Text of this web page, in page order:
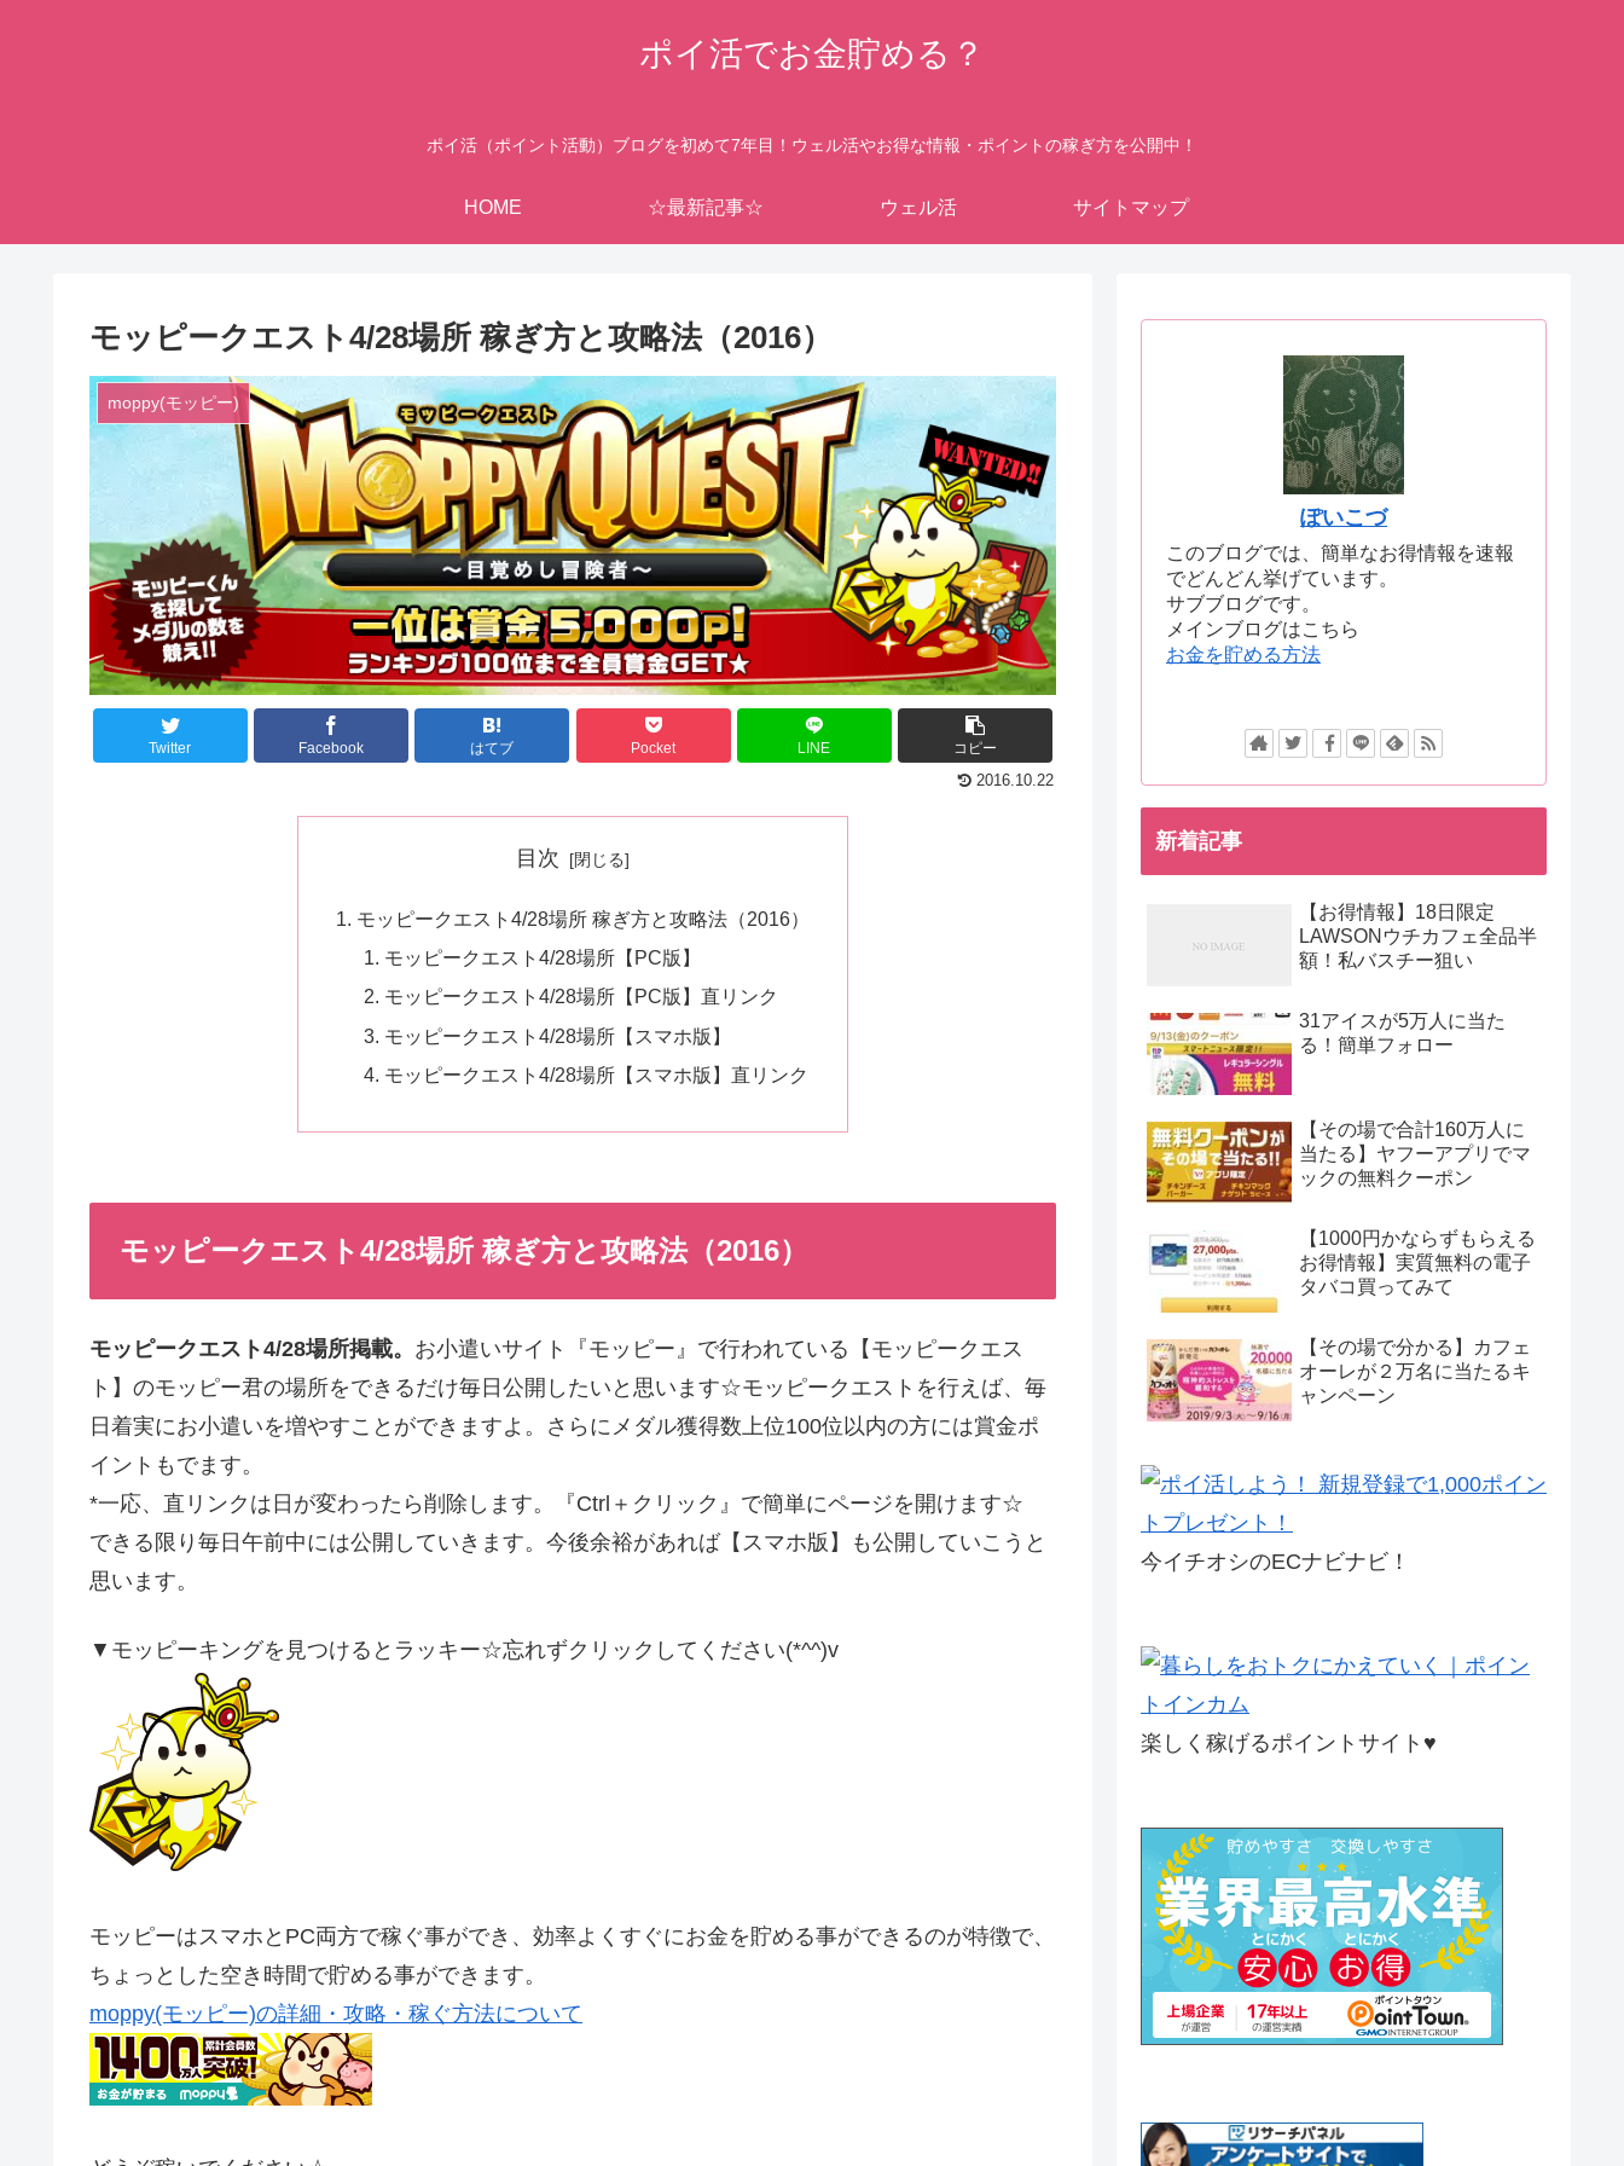
ポイ活でお金貯める？
ポイ活（ポイント活動）ブログを初めて7年目！ウェル活やお得な情報・ポイントの稼ぎ方を公開中！
HOME ☆最新記事☆ ウェル活 サイトマップ
モッピークエスト4/28場所 稼ぎ方と攻略法（2016）
moppy(モッピー)
Twitter Facebook はてブ Pocket LINE
コピー
2016.10.22
目次
モッピークエスト4/28場所 稼ぎ方と攻略法（2016）
モッピークエスト4/28場所【PC版】
モッピークエスト4/28場所【PC版】直リンク
モッピークエスト4/28場所【スマホ版】
モッピークエスト4/28場所【スマホ版】直リンク
モッピークエスト4/28場所 稼ぎ方と攻略法（2016）
モッピークエスト4/28場所掲載。 お小遣いサイト『モッピー』で行われている【モッピークエス
ト】のモッピー君の場所をできるだけ毎日公開したいと思います☆モッピークエストを行えば、毎
日着実にお小遣いを増やすことができますよ。さらにメダル獲得数上位100位以内の方には賞金ポ
イントもでます。
*一応、直リンクは日が変わったら削除します。『Ctrl＋クリック』で簡単にページを開けます☆
できる限り毎日午前中には公開していきます。今後余裕があれば【スマホ版】も公開していこうと
思います。
▼モッピーキングを見つけるとラッキー☆忘れずクリックしてください(*^^)v
モッピーはスマホとPC両方で稼ぐ事ができ、効率よくすぐにお金を貯める事ができるのが特徴で、
ちょっとした空き時間で貯める事ができます。
moppy(モッピー)の詳細・攻略・稼ぐ方法について
ぽいこづ
このブログでは、簡単なお得情報を速報
でどんどん挙げています。
サブブログです。
メインブログはこちら
お金を貯める方法
新着記事
【お得情報】18日限定
LAWSONウチカフェ全品半
額！私バスチー狙い
31アイスが5万人に当た
る！簡単フォロー
【その場で合計160万人に
当たる】ヤフーアプリでマ
ックの無料クーポン
【1000円かならずもらえる
お得情報】実質無料の電子
タバコ買ってみて
【その場で分かる】カフェ
オーレが２万名に当たるキ
ャンペーン
今イチオシのECナビナビ！
楽しく稼げるポイントサイト♥